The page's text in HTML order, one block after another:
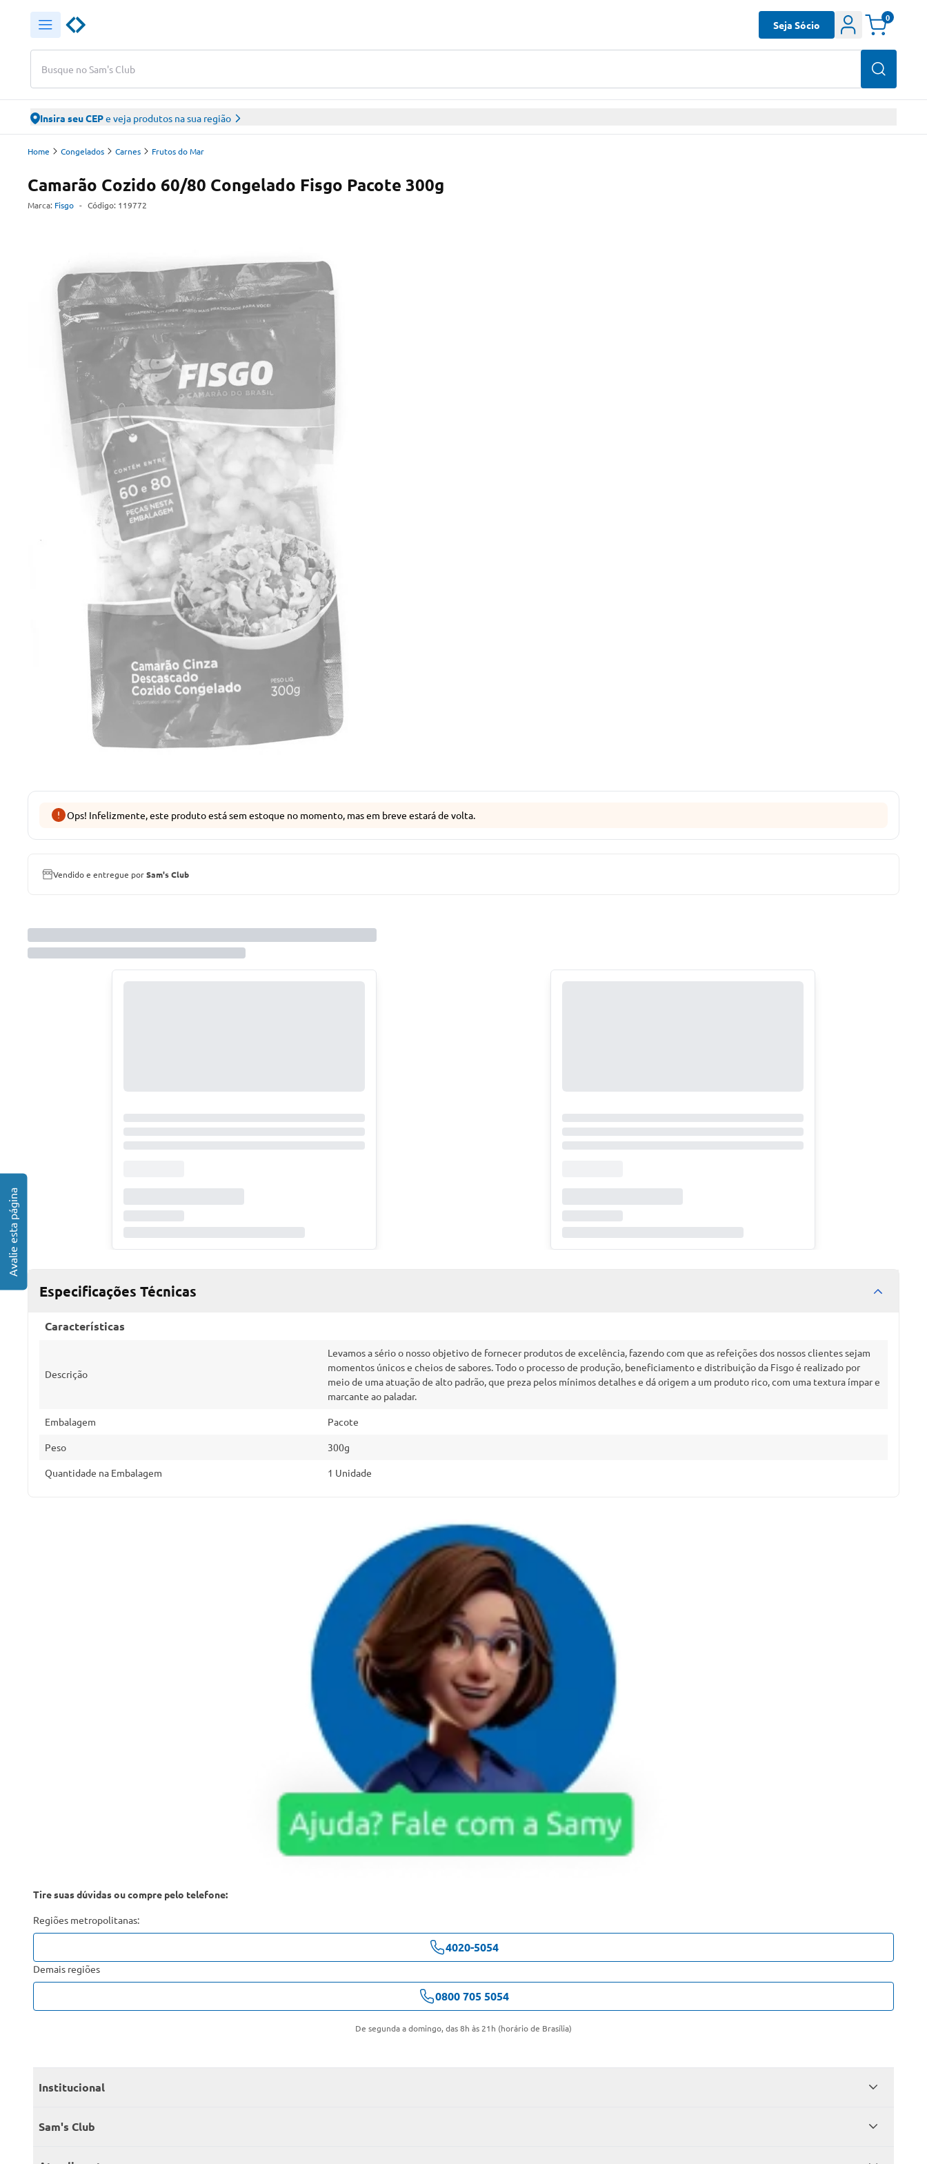
Busque no Sam's Club
Seja Sócio
0
Insira seu CEPe veja produtos na sua região
Home Congelados Carnes Frutos do Mar
Camarão Cozido 60/80 Congelado Fisgo Pacote 300g
Marca: Fisgo - Código: 119772
Ops! Infelizmente, este produto está sem estoque no momento, mas em breve estará de volta.
Vendido e entregue porSam's Club
Especificações Técnicas
Características
Descrição
Levamos a sério o nosso objetivo de fornecer produtos de excelência, fazendo com que as refeições dos nossos clientes sejam
momentos únicos e cheios de sabores. Todo o processo de produção, beneficiamento e distribuição da Fisgo é realizado por
meio de uma atuação de alto padrão, que preza pelos mínimos detalhes e dá origem a um produto rico, com uma textura ímpar e
marcante ao paladar.
Embalagem Pacote
Peso 300g
Quantidade na Embalagem 1 Unidade
Tire suas dúvidas ou compre pelo telefone:
Regiões metropolitanas:
4020-5054
Demais regiões
0800 705 5054
De segunda a domingo, das 8h às 21h (horário de Brasília)
Institucional
Quem somos
Sam's Club
Seja sócio